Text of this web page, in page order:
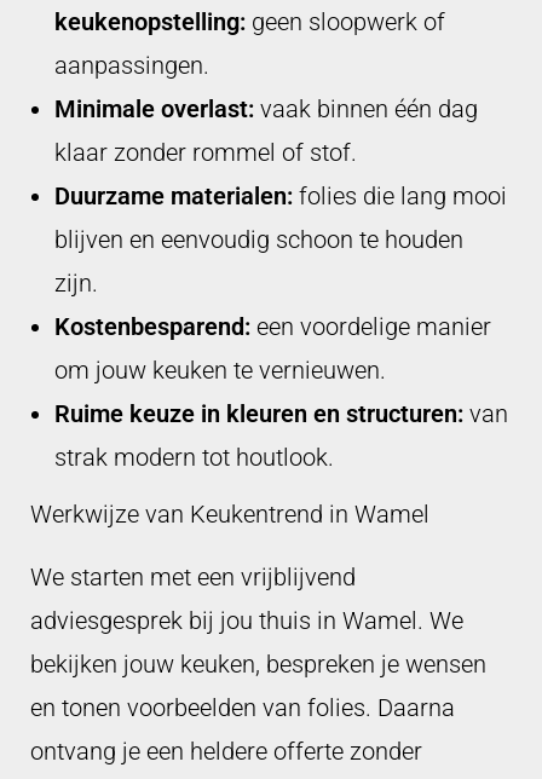
keukenopstelling: geen sloopwerk of
aanpassingen.
Minimale overlast: vaak binnen één dag
klaar zonder rommel of stof.
Duurzame materialen: folies die lang mooi
blijven en eenvoudig schoon te houden
zijn.
Kostenbesparend: een voordelige manier
om jouw keuken te vernieuwen.
Ruime keuze in kleuren en structuren: van
strak modern tot houtlook.
Werkwijze van Keukentrend in Wamel
We starten met een vrijblijvend
adviesgesprek bij jou thuis in Wamel. We
bekijken jouw keuken, bespreken je wensen
en tonen voorbeelden van folies. Daarna
ontvang je een heldere offerte zonder